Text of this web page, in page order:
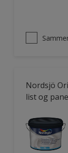
Nordsjö
list og